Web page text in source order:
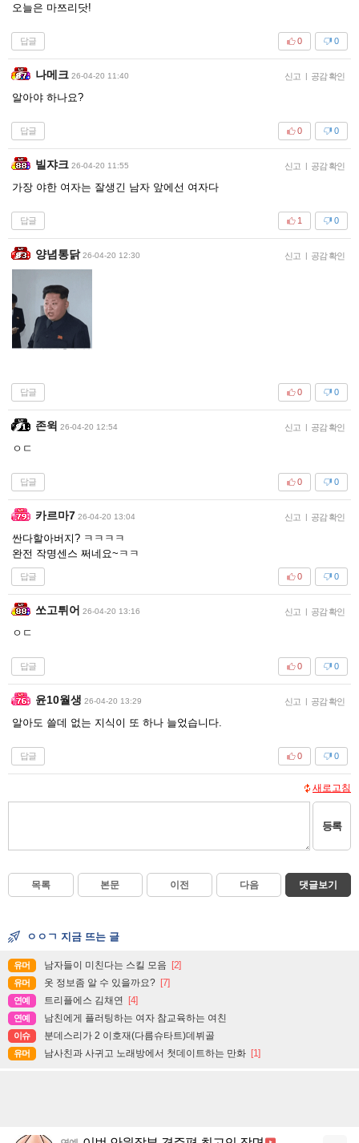
오늘은 마쯔리닷!
답글 0
0
나메크 26-04-20 11:40 신고 | 공감 확인
알아야 하나요?
답글 0
0
빌쟈크 26-04-20 11:55 신고 | 공감 확인
가장 야한 여자는 잘생긴 남자 앞에선 여자다
답글 0
1
양념통닭 26-04-20 12:30 신고 | 공감 확인
답글 0
0
존윅 26-04-20 12:54 신고 | 공감 확인
ㅇㄷ
답글 0
0
카르마7 26-04-20 13:04 신고 | 공감 확인
싼다할아버지? ㅋㅋㅋㅋ
완전 작명센스 쩌네요~ㅋㅋ
답글 0
0
쏘고튀어 26-04-20 13:16 신고 | 공감 확인
ㅇㄷ
답글 0
0
윤10월생 26-04-20 13:29 신고 | 공감 확인
알아도 쓸데 없는 지식이 또 하나 늘었습니다.
답글 0
0
새로고침
등록
목록 본문 이전 다음 댓글보기
ㅇㅇㄱ 지금 뜨는 글
유머 남자들이 미친다는 스킬 모음 [2]
유머 옷 정보좀 알 수 있을까요? [7]
연예 트리플에스 김채연 [4]
연예 남친에게 플러팅하는 여자 참교육하는 여친
이슈 분데스리가 2 이호재(다름슈타트)데뷔골
유머 남사친과 사귀고 노래방에서 첫데이트하는 만화 [1]